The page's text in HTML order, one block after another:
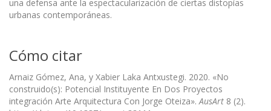
una defensa ante la espectacularización de ciertas distopías
urbanas contemporáneas.
Cómo citar
Arnaiz Gómez, Ana, y Xabier Laka Antxustegi. 2020. «No
construido(s): Potencial Instituyente En Dos Proyectos
integración Arte Arquitectura Con Jorge Oteiza». AusArt 8 (2).